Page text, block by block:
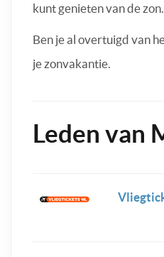
kunt genieten van de zon.
Ben je al overtuigd van
je zonvakantie.
Leden van